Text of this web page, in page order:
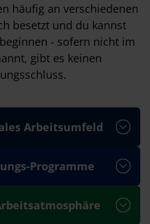
häufig an verschiedenen
besetzt und du kannst
- sofern nicht im
gibt es keinen
Arbeitsumfeld
Programme